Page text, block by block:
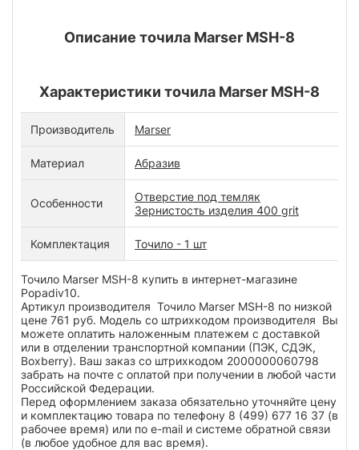
Описание точила Marser MSH-8
Характеристики точила Marser MSH-8
Производитель Marser
Материал Абразив
Особенности
Отверстие под темляк
Зернистость изделия 400 grit
Комплектация Точило - 1 шт
Точило Marser MSH-8 купить в интернет-магазине
Popadiv10.
Артикул производителя Точило Marser MSH-8 по низкой
цене 761 руб. Модель со штрихкодом производителя Вы
можете оплатить наложенным платежем с доставкой
или в отделении транспортной компании (ПЭК, СДЭК,
Boxberry). Ваш заказ со штрихкодом 2000000060798
забрать на почте с оплатой при получении в любой части
Российской Федерации.
Перед оформлением заказа обязательно уточняйте цену
и комплектацию товара по телефону 8 (499) 677 16 37 (в
рабочее время) или по e-mail и системе обратной связи
(в любое удобное для вас время).